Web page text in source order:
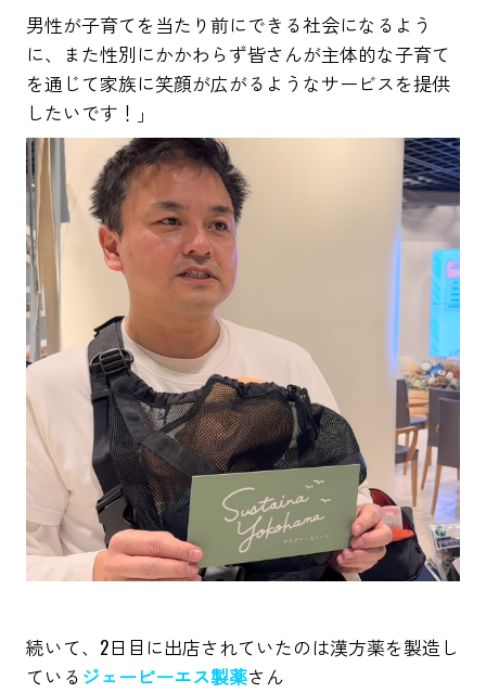
男性が子育てを当たり前にできる社会になるよう
に、また性別にかかわらず皆さんが主体的な子育て
を通じて家族に笑顔が広がるようなサービスを提供
したいです！」
続いて、2日目に出店されていたのは漢方薬を製造し
ている ジェーピーエス製薬さん